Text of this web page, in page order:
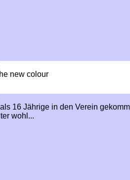
new colour
16 Jährige in den Verein
wohl...